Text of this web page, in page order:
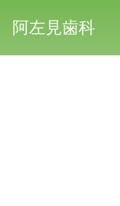
阿左見歯科